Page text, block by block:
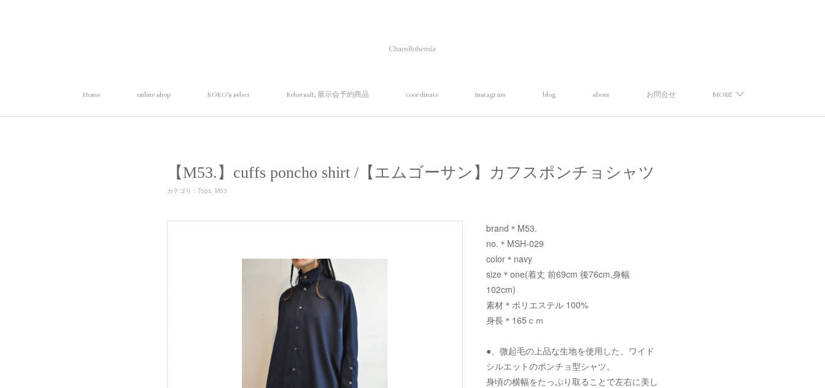
Home online shop KOKO's select RehersalL 展示会予約商品 coordinate Instagram blog about お問合せ MORE
【M53.】cuffs poncho shirt /【エムゴーサン】カフスポンチョシャツ
カテゴリ ： Tops M53
brand＊M53.
no.＊MSH-029
color＊navy
size＊one(着丈 前69cm 後76cm,身幅
102cm)
素材＊ポリエステル 100%
身長＊165ｃｍ
●、微起毛の上品な生地を使用した、ワイド
シルエットのポンチョ型シャツ。
身頃の横幅をたっぷり取ることで左右に美し